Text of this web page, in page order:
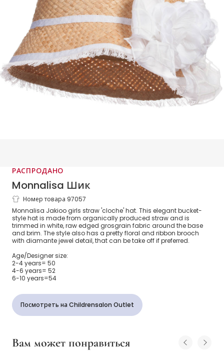
РАСПРОДАНО
Monnalisa Шик
Organic Straw Hat & White Floral
Brooch
Номер товара 97057
Monnalisa Jakioo girls straw 'cloche' hat. This elegant bucket-
style hat is made from organically produced straw and is
trimmed in white, raw edged grosgrain fabric around the base
and brim. The style also has a pretty floral and ribbon brooch
with diamante jewel detail, that can be take off if preferred.
Age/Designer size:
2-4 years= 50
4-6 years= 52
6-10 years=54
Посмотреть на Childrensalon Outlet
Вам может понравиться